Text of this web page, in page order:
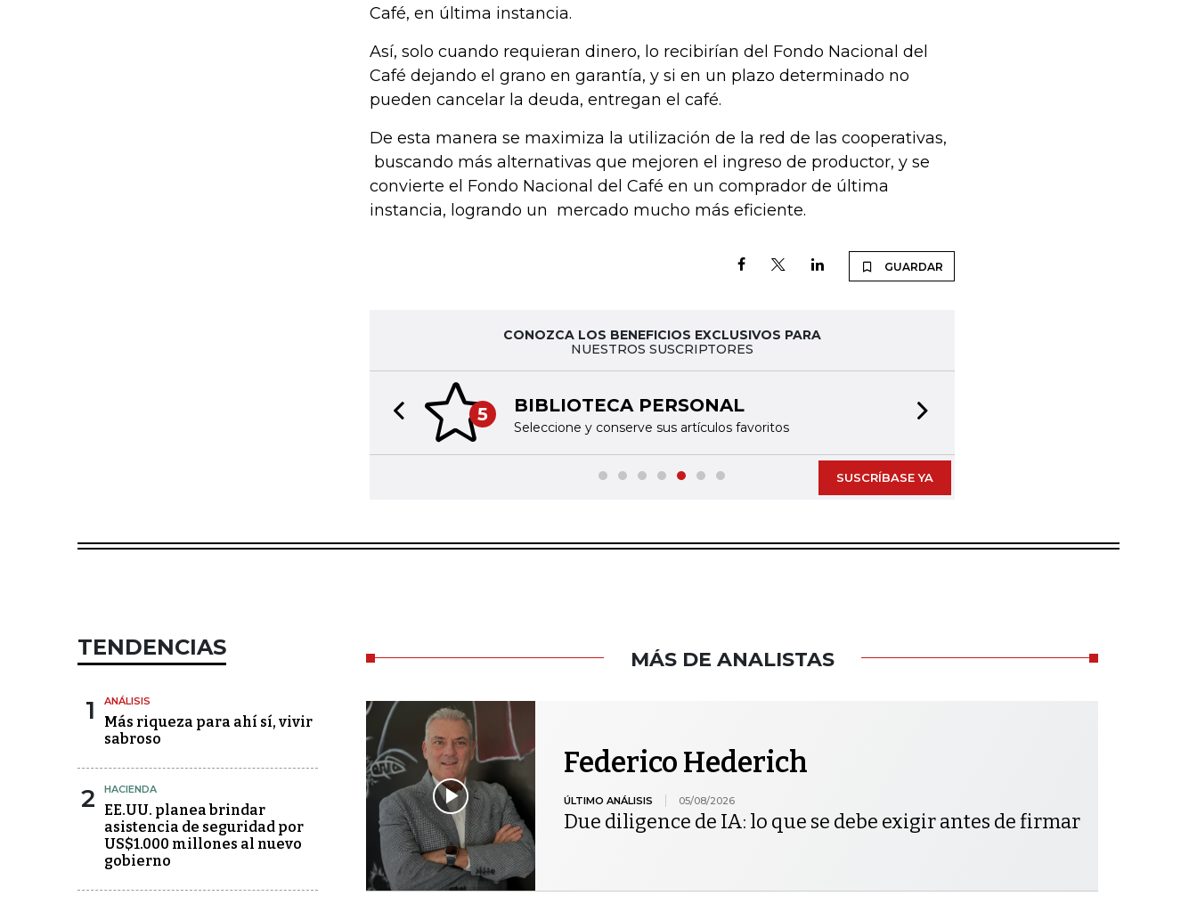
Café, en última instancia.
Así, solo cuando requieran dinero, lo recibirían del Fondo Nacional del
Café dejando el grano en garantía, y si en un plazo determinado no
pueden cancelar la deuda, entregan el café.
De esta manera se maximiza la utilización de la red de las cooperativas,
buscando más alternativas que mejoren el ingreso de productor, y se
convierte el Fondo Nacional del Café en un comprador de última
instancia, logrando un mercado mucho más eficiente.
GUARDAR
CONOZCA LOS BENEFICIOS EXCLUSIVOS PARA
NUESTROS SUSCRIPTORES
5 BIBLIOTECA PERSONAL
Seleccione y conserve sus artículos favoritos
Previous slide
SUSCRÍBASE YA
TENDENCIAS
1 ANÁLISIS
Más riqueza para ahí sí, vivir
sabroso
2 HACIENDA
EE.UU. planea brindar
asistencia de seguridad por
US$1.000 millones al nuevo
gobierno
MÁS DE ANALISTAS
Federico Hederich
ÚLTIMO ANÁLISIS 05/08/2026
Due diligence de IA: lo que se debe exigir antes de firmar